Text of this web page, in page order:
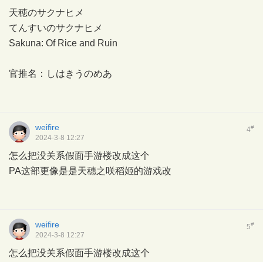
天穂のサクナヒメ
てんすいのサクナヒメ
Sakuna: Of Rice and Ruin
官推名：しはきうのめあ
4#
weifire
2024-3-8 12:27
怎么把没关系假面手游楼改成这个
PA这部更像是是天穗之咲稻姬的游戏改
5#
weifire
2024-3-8 12:27
怎么把没关系假面手游楼改成这个